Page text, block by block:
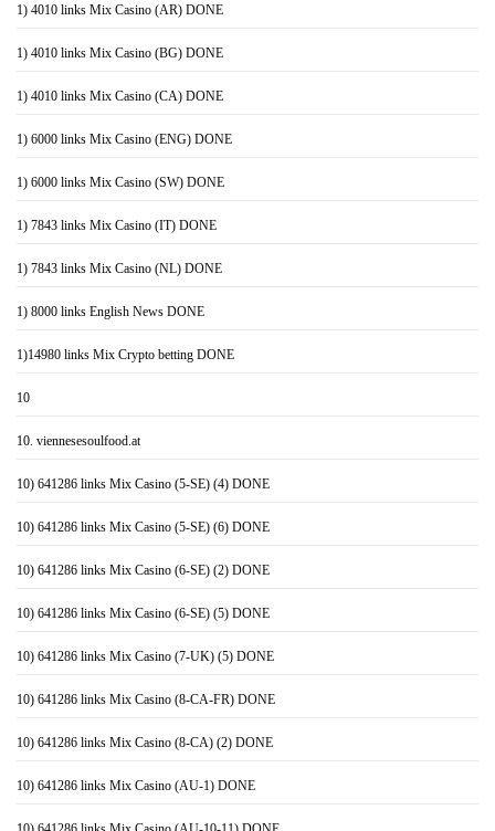
1) 4010 links Mix Casino (AR) DONE
1) 4010 links Mix Casino (BG) DONE
1) 4010 links Mix Casino (CA) DONE
1) 6000 links Mix Casino (ENG) DONE
1) 6000 links Mix Casino (SW) DONE
1) 7843 links Mix Casino (IT) DONE
1) 7843 links Mix Casino (NL) DONE
1) 8000 links English News DONE
1)14980 links Mix Crypto betting DONE
10
10. viennesesoulfood.at
10) 641286 links Mix Casino (5-SE) (4) DONE
10) 641286 links Mix Casino (5-SE) (6) DONE
10) 641286 links Mix Casino (6-SE) (2) DONE
10) 641286 links Mix Casino (6-SE) (5) DONE
10) 641286 links Mix Casino (7-UK) (5) DONE
10) 641286 links Mix Casino (8-CA-FR) DONE
10) 641286 links Mix Casino (8-CA) (2) DONE
10) 641286 links Mix Casino (AU-1) DONE